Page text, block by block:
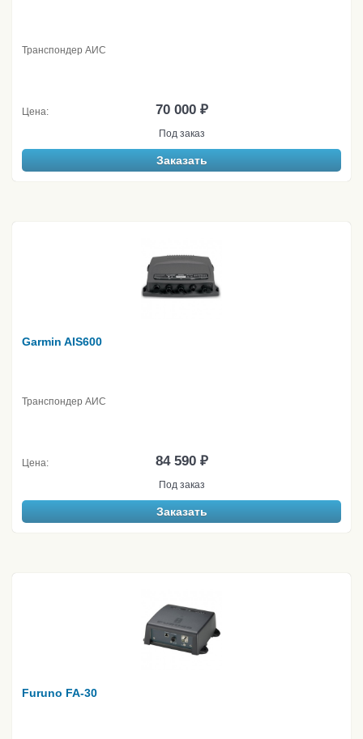
Транспондер АИС
Цена: 70 000 ₽
Под заказ
Заказать
Garmin AIS600
Транспондер АИС
Цена: 84 590 ₽
Под заказ
Заказать
Furuno FA-30